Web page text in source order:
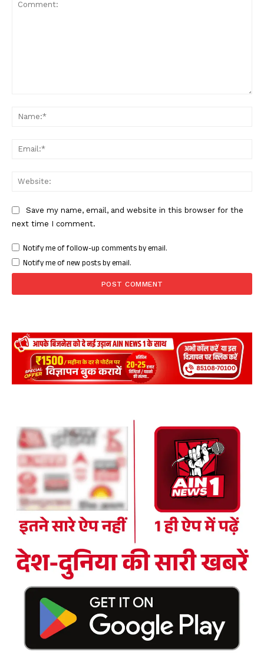
Save my name, email, and website in this browser for the
next time I comment.
Notify me of follow-up comments by email.
Notify me of new posts by email.